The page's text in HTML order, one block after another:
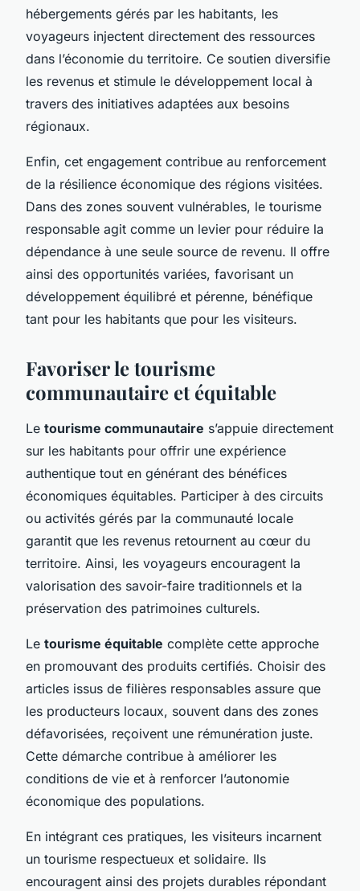
hébergements gérés par les habitants, les
voyageurs injectent directement des ressources
dans l’économie du territoire. Ce soutien diversifie
les revenus et stimule le développement local à
travers des initiatives adaptées aux besoins
régionaux.
Enfin, cet engagement contribue au renforcement
de la résilience économique des régions visitées.
Dans des zones souvent vulnérables, le tourisme
responsable agit comme un levier pour réduire la
dépendance à une seule source de revenu. Il offre
ainsi des opportunités variées, favorisant un
développement équilibré et pérenne, bénéfique
tant pour les habitants que pour les visiteurs.
Favoriser le tourisme
communautaire et équitable
Le tourisme communautaire s’appuie directement
sur les habitants pour offrir une expérience
authentique tout en générant des bénéfices
économiques équitables. Participer à des circuits
ou activités gérés par la communauté locale
garantit que les revenus retournent au cœur du
territoire. Ainsi, les voyageurs encouragent la
valorisation des savoir-faire traditionnels et la
préservation des patrimoines culturels.
Le tourisme équitable complète cette approche
en promouvant des produits certifiés. Choisir des
articles issus de filières responsables assure que
les producteurs locaux, souvent dans des zones
défavorisées, reçoivent une rémunération juste.
Cette démarche contribue à améliorer les
conditions de vie et à renforcer l’autonomie
économique des populations.
En intégrant ces pratiques, les visiteurs incarnent
un tourisme respectueux et solidaire. Ils
encouragent ainsi des projets durables répondant